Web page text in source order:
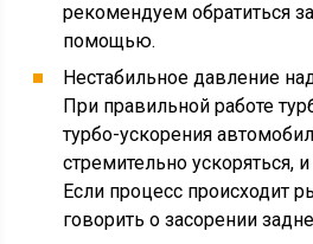
рекомендуем обратиться
помощью.
Нестабильное давление
При правильной работе
турбо-ускорения
стремительно ускоряться,
Если процесс происходит
говорить о засорении